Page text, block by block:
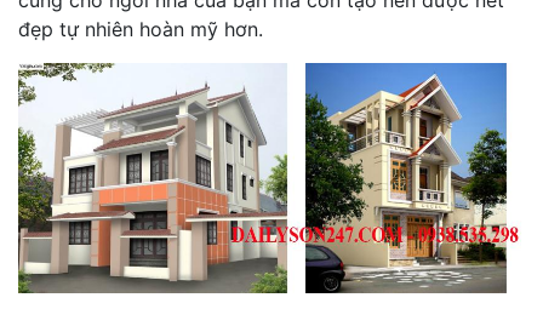
đẹp tự nhiên hoàn mỹ hơn.